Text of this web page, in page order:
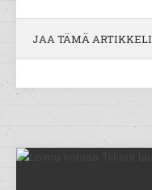
JAA TÄMÄ ARTIKKELI